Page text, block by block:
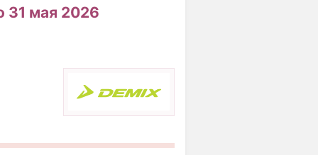
31 мая 2026